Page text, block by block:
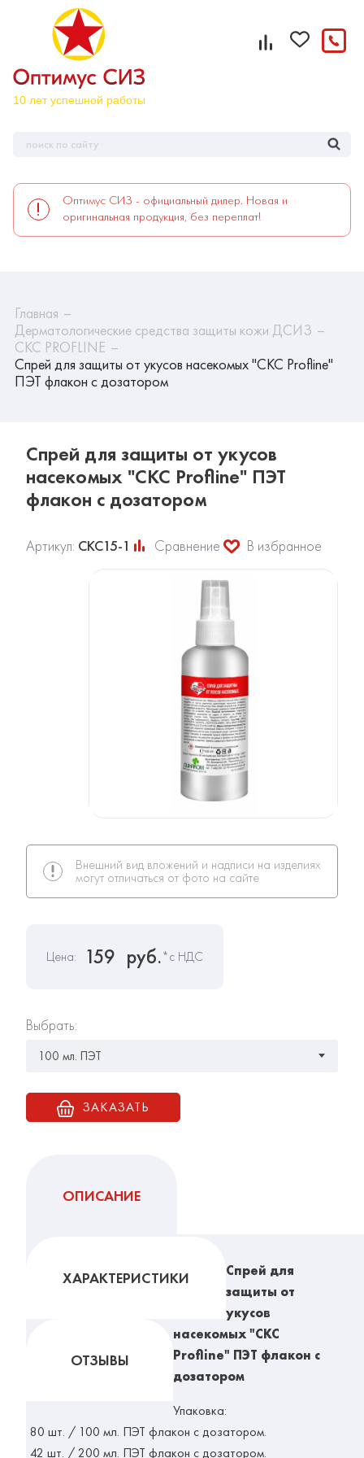
Оптимус СИЗ - официальный дилер. Новая и
оригинальная продукция, без переплат!
Главная
Дерматологические средства защиты кожи ДСИЗ
CКС PROFLINE
Спрей для защиты от укусов насекомых "СКС Profline"
ПЭТ флакон с дозатором
Спрей для защиты от укусов
насекомых "СКС Profline" ПЭТ
флакон с дозатором
Артикул: СКС15-1 Сравнение В избранное
Внешний вид вложений и надписи на изделиях
могут отличаться от фото на сайте
Цена: 159 руб.*с НДС
Выбрать:
ЗАКАЗАТЬ
ОПИСАНИЕ
ХАРАКТЕРИСТИКИ
ОТЗЫВЫ
Спрей для
защиты от
укусов
насекомых "СКС
Profline" ПЭТ флакон с
дозатором
Упаковка:
80 шт. / 100 мл. ПЭТ флакон с дозатором.
42 шт. / 200 мл. ПЭТ флакон с дозатором.